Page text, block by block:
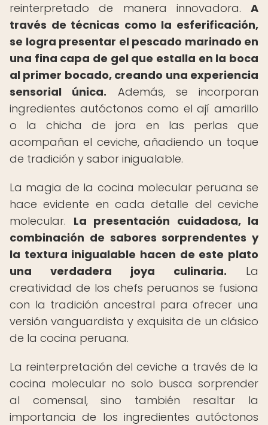
reinterpretado de manera innovadora. A
través de técnicas como la esferificación,
se logra presentar el pescado marinado en
una fina capa de gel que estalla en la boca
al primer bocado, creando una experiencia
sensorial única. Además, se incorporan
ingredientes autóctonos como el ají amarillo
o la chicha de jora en las perlas que
acompañan el ceviche, añadiendo un toque
de tradición y sabor inigualable.
La magia de la cocina molecular peruana se
hace evidente en cada detalle del ceviche
molecular. La presentación cuidadosa, la
combinación de sabores sorprendentes y
la textura inigualable hacen de este plato
una verdadera joya culinaria. La
creatividad de los chefs peruanos se fusiona
con la tradición ancestral para ofrecer una
versión vanguardista y exquisita de un clásico
de la cocina peruana.
La reinterpretación del ceviche a través de la
cocina molecular no solo busca sorprender
al comensal, sino también resaltar la
importancia de los ingredientes autóctonos